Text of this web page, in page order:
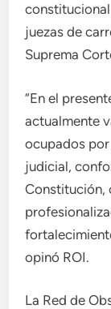
juezas de
Suprema
“En el
actualmente
ocupados
judicial,
Constitución,
opinó ROI.
La Red de